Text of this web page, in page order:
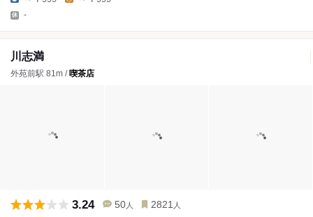
-
川志満
外苑前駅 81m /喫茶店
3.24 50 人 2821 人